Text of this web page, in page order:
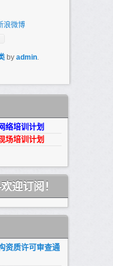
浪微博
by admin.
络培训计划
场培训计划
迎订阅！
资质许可审查通